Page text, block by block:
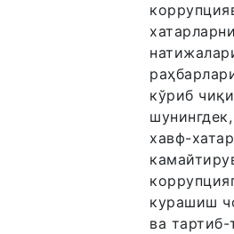
кўриб
хавф-
курашиш
ва